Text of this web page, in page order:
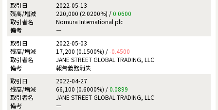
2022-05-13
220,000 (2.0200%) /0.0600
Nomura International plc
ー
2022-05-03
17,200 (0.1500%) /-0.4500
JANE STREET GLOBAL TRADING, LLC
報告義務消失
2022-04-27
66,100 (0.6000%) /0.0899
JANE STREET GLOBAL TRADING, LLC
ー